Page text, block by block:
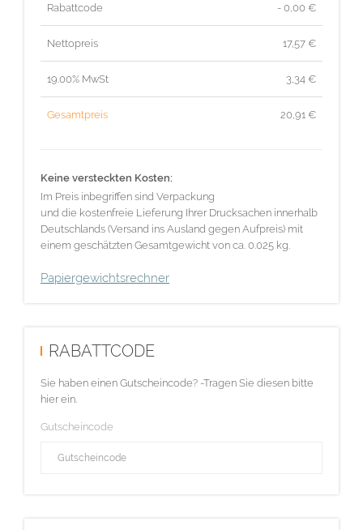
Rabattcode - 0,00 €
Nettopreis 17,57 €
19.00% MwSt 3,34 €
Gesamtpreis 20,91 €
Keine versteckten Kosten:
Im Preis inbegriffen sind Verpackung
und die kostenfreie Lieferung Ihrer Drucksachen innerhalb
Deutschlands (Versand ins Ausland gegen Aufpreis) mit
einem geschätzten Gesamtgewicht von ca. 0.025 kg.
Papiergewichtsrechner
RABATTCODE
Sie haben einen Gutscheincode? -Tragen Sie diesen bitte
hier ein.
Gutscheincode